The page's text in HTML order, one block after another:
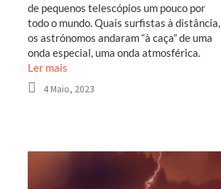
de pequenos telescópios um pouco por
todo o mundo. Quais surfistas à distância,
os astrónomos andaram “à caça” de uma
onda especial, uma onda atmosférica.
Ler mais
4 Maio, 2023